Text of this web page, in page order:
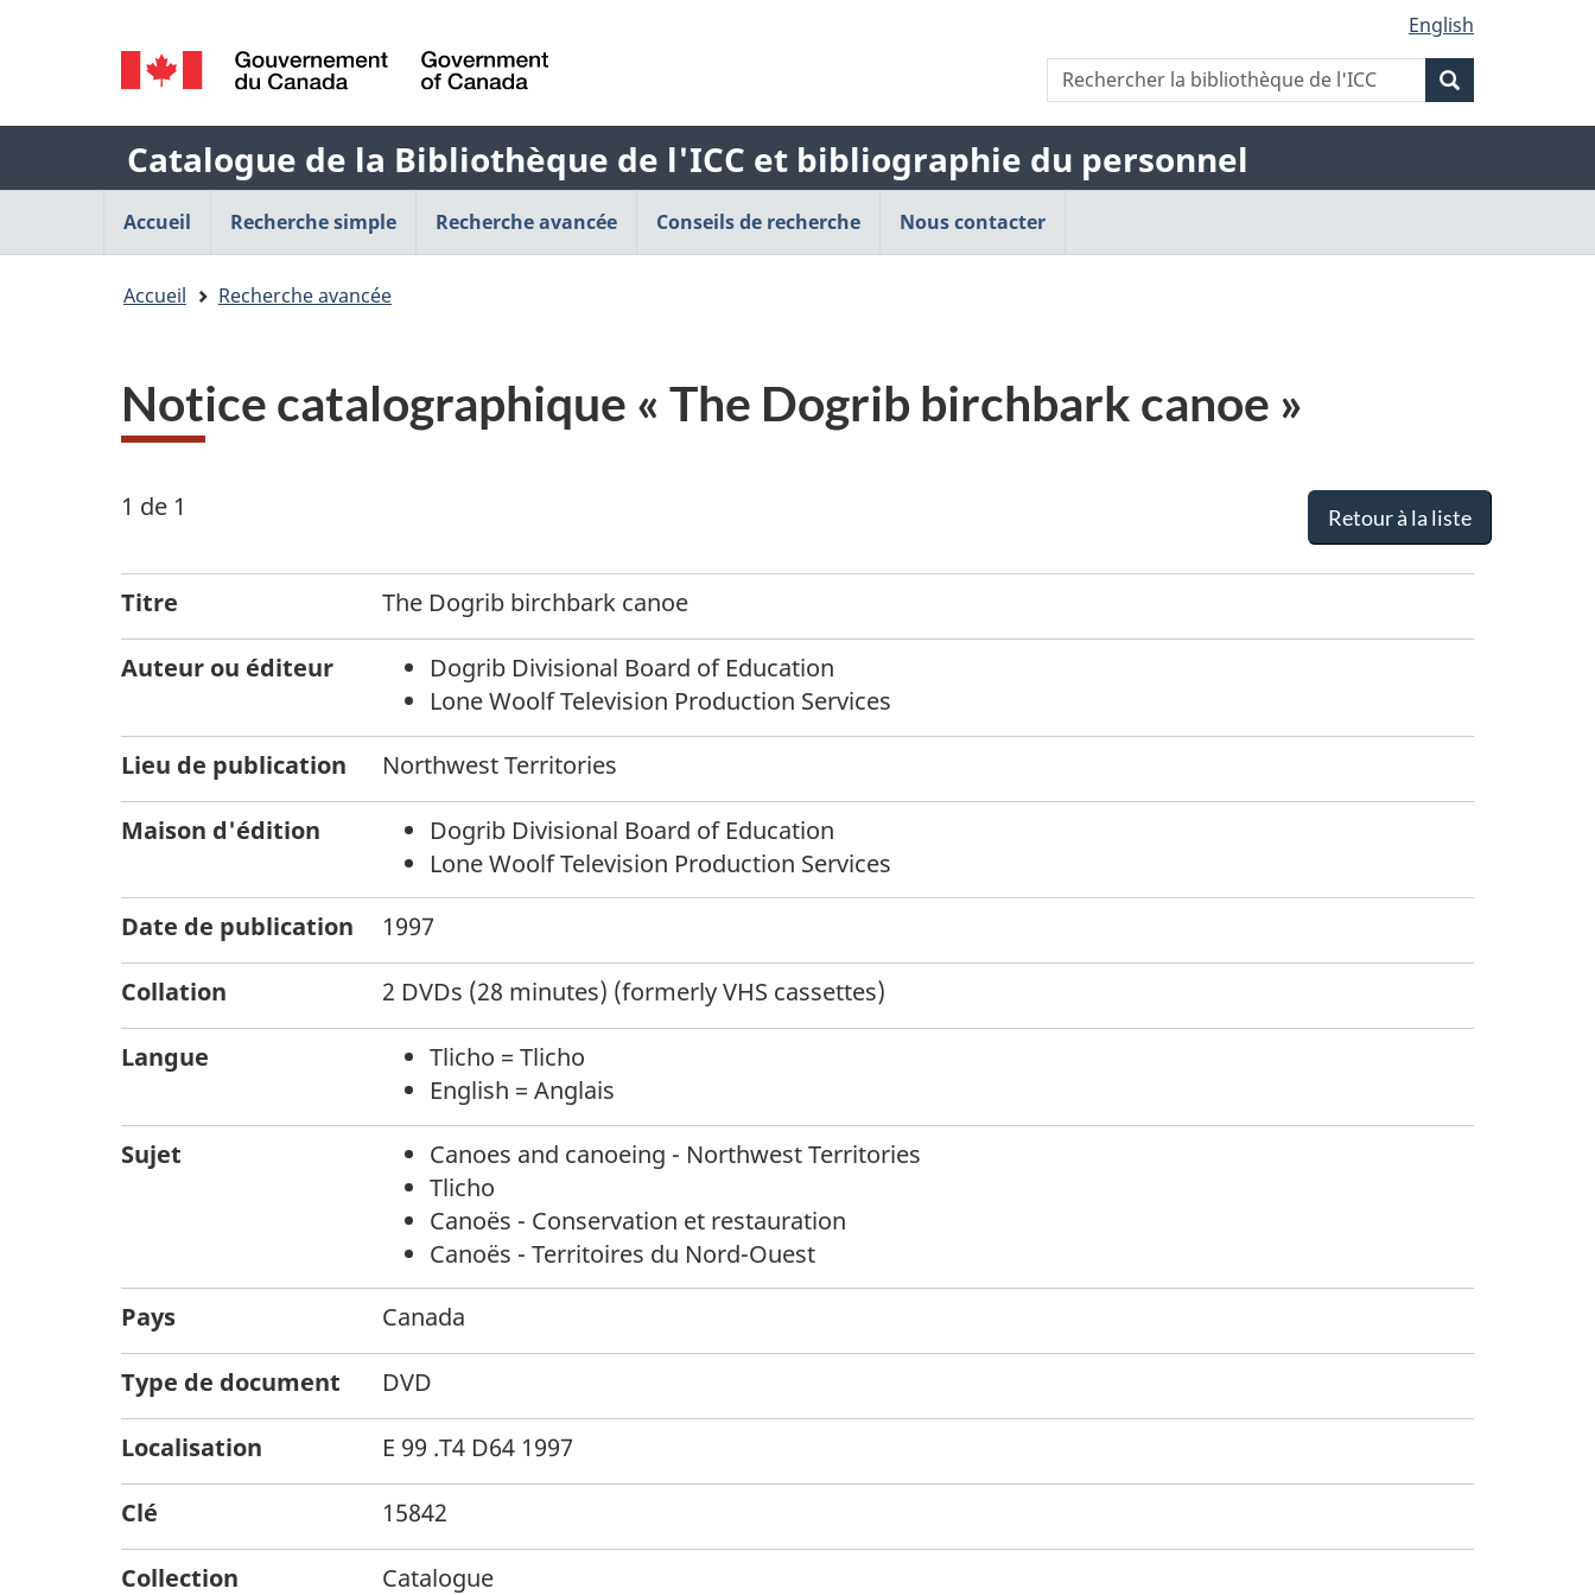
cette
application
Web »
simplifiée
Sélection
de
la
langue
English
of
Canada
Rechercher
la
bibliothèque
de
Rechercher
la
bibliothèque
de
l'ICC
la
l'ICC
Nom
de
l'application
Web
Catalogue de la Bibliothèque de l'ICC et bibliographie du personnel
Menu
de
principal
Accueil Recherche simple Recherche avancée Conseils de recherche Nous contacter
Accueil Recherche avancée
Notice catalographique « The Dogrib birchbark canoe »
1 de 1 Retour à la liste
Titre The Dogrib birchbark canoe
Auteur ou éditeur
Dogrib Divisional Board of Education
Lone Woolf Television Production Services
Lieu de publication
Northwest Territories
Maison d'édition
Dogrib Divisional Board of Education
Lone Woolf Television Production Services
Date de publication
1997
Collation 2 DVDs (28 minutes) (formerly VHS cassettes)
Langue
Tlicho = Tlicho
English = Anglais
Sujet
Canoes and canoeing - Northwest Territories
Tlicho
Canoës - Conservation et restauration
Canoës - Territoires du Nord-Ouest
Pays
Canada
Type de document DVD
Localisation E 99 .T4 D64 1997
Clé 15842
Collection Catalogue